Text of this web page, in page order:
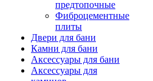
предтопочные
Фиброцементные
плиты
Двери для бани
Камни для бани
Аксессуары для бани
Аксессуары для